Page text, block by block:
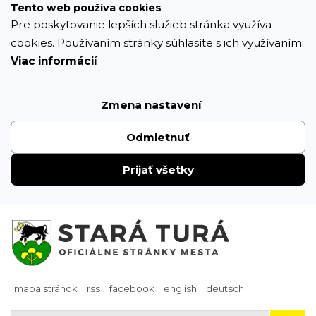
Prejsť
obsahu
Tento web používa cookies
Pre poskytovanie lepších služieb stránka využíva
cookies. Používaním stránky súhlasíte s ich využívaním.
Viac informácií
Zmena nastavení
Odmietnuť
Prijať všetky
mapa stránok rss facebook english deutsch